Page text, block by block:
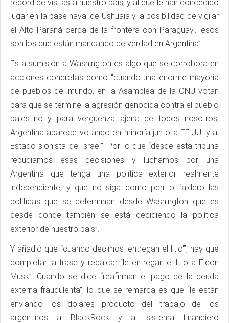
récord de visitas a nuestro país, y al que le han concedido
lugar en la base naval de Ushuaia y la posibilidad de vigilar
el Alto Paraná cerca de la frontera con Paraguay… esos
son los que están mandando de verdad en Argentina”.
Esta sumisión a Washington es algo que se corrobora en
acciones concretas como “cuando una enorme mayoría
de pueblos del mundo, en la Asamblea de la ONU votan
para que se termine la agresión genocida contra el pueblo
palestino y para vergüenza ajena de todos nosotros,
Argentina aparece votando en minoría junto a EE.UU. y al
Estado sionista de Israel”. Por lo que “desde esta tribuna
repudiamos esas decisiones y luchamos por una
Argentina que tenga una política exterior realmente
independiente, y que no siga como perrito faldero las
políticas que se determinan desde Washington que es
desde donde también se está decidiendo la política
exterior de nuestro país”.
Y añadió que “cuando decimos 'entregan el litio'”, hay que
completar la frase y recalcar “le entregan el litio a Eleon
Musk”. Cuando se dice “reafirman el pago de la deuda
externa fraudulenta”, lo que se remarca es que “le están
enviando los dólares producto del trabajo de los
argentinos a BlackRock y al sistema financiero